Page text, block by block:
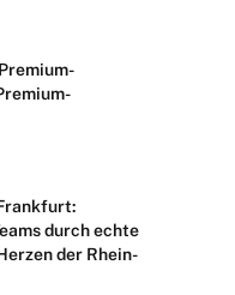
durch echte
der Rhein-